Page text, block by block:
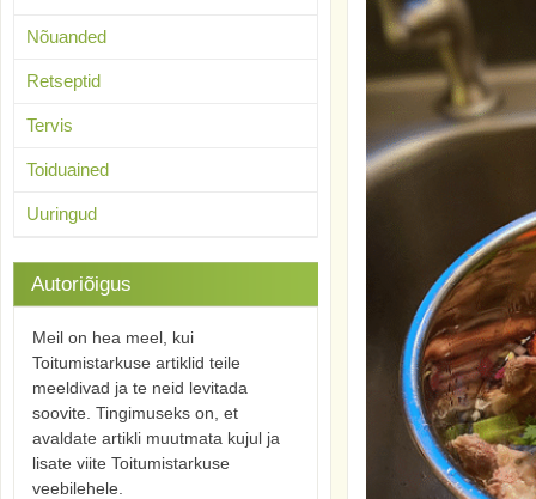
Nõuanded
Retseptid
Tervis
Toiduained
Uuringud
Autoriõigus
Meil on hea meel, kui
Toitumistarkuse artiklid teile
meeldivad ja te neid levitada
soovite. Tingimuseks on, et
avaldate artikli muutmata kujul ja
lisate viite Toitumistarkuse
veebilehele.